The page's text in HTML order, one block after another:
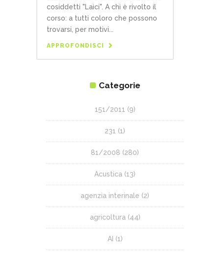
cosiddetti "Laici". A chi è rivolto il
corso: a tutti coloro che possono
trovarsi, per motivi...
APPROFONDISCI
Categorie
151/2011 (9)
231 (1)
81/2008 (280)
Acustica (13)
agenzia interinale (2)
agricoltura (44)
AI (1)